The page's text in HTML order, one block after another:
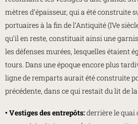
mètres d’épaisseur, qui a été construite
portuaires à la fin de l’Antiquité (IVe
qu’il en reste, constituait ainsi une
les défenses murées, lesquelles étaient
tours. Dans une époque encore plus
ligne de remparts aurait été construite
précédente, dans ce qui restait du lit de
• Vestiges des entrepôts:derrière le quai